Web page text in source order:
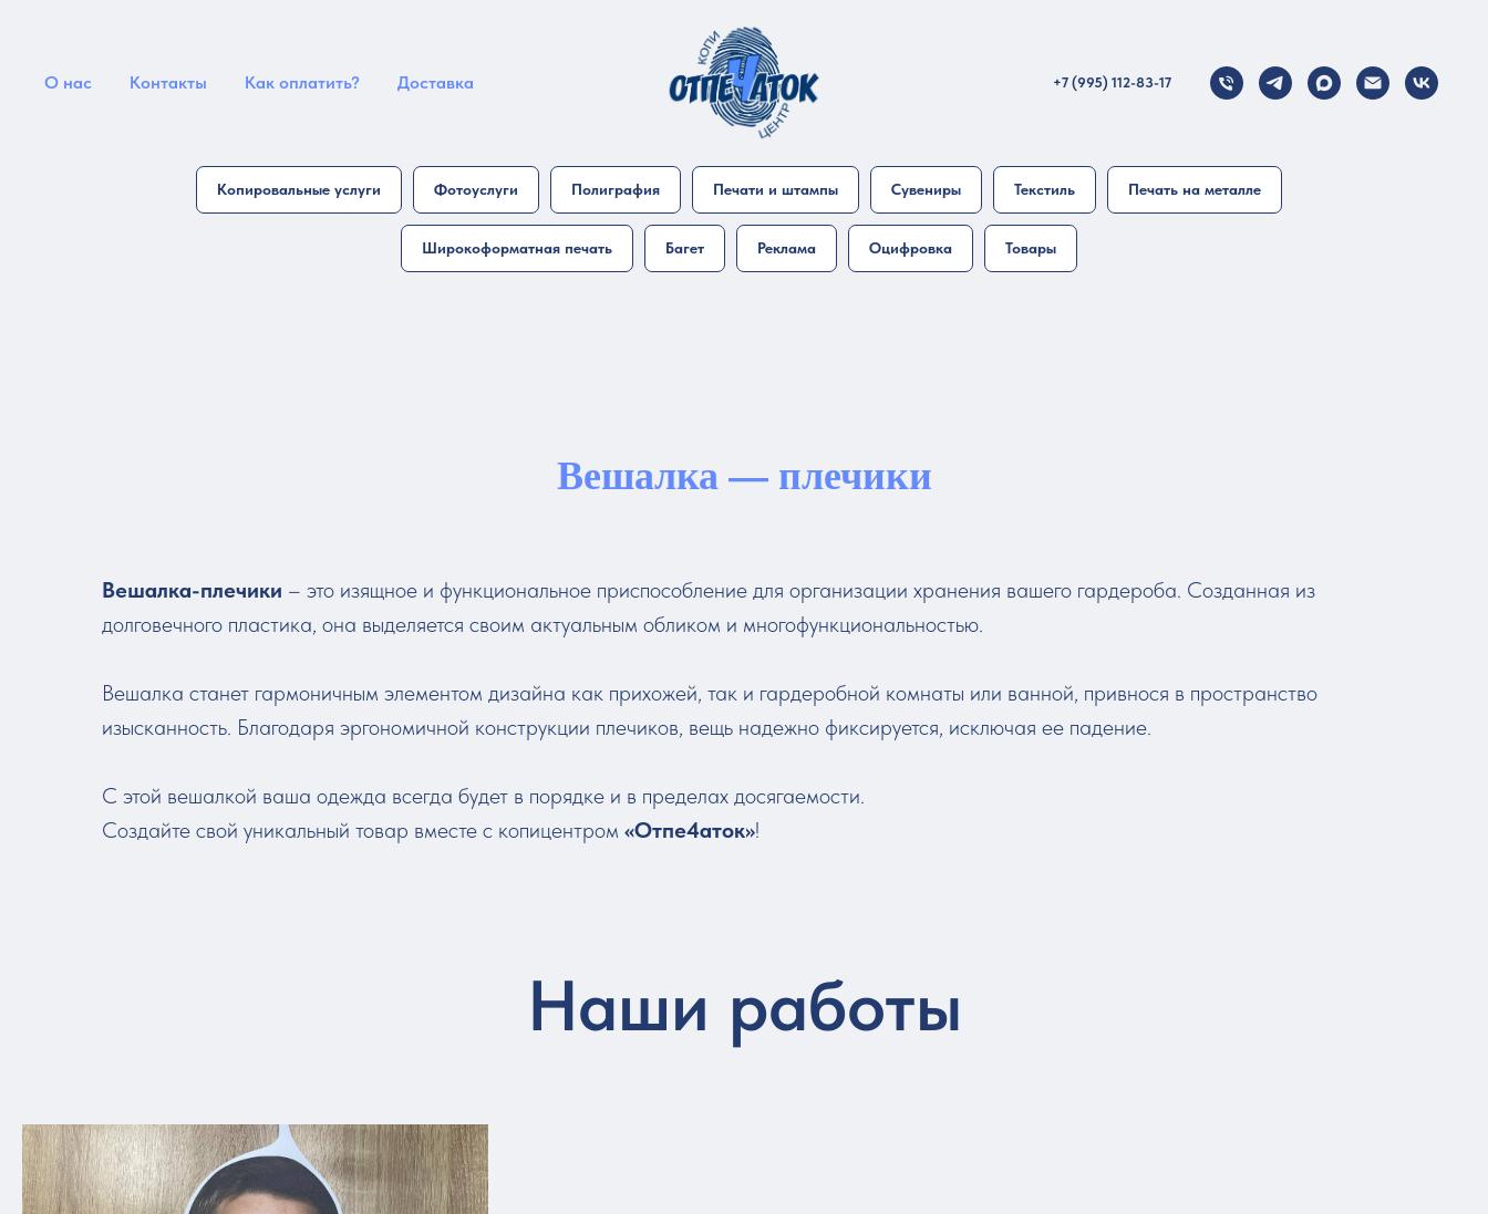
О нас Контакты Как оплатить? Доставка +7 (995) 112-83-17
Копировальные услуги Фотоуслуги Полиграфия Печати и штампы Сувениры Текстиль Печать на металле
Широкоформатная печать Багет Реклама Оцифровка Товары
Вешалка — плечики
Вешалка-плечики – это изящное и функциональное приспособление для организации хранения вашего гардероба. Созданная из
долговечного пластика, она выделяется своим актуальным обликом и многофункциональностью.
Вешалка станет гармоничным элементом дизайна как прихожей, так и гардеробной комнаты или ванной, привнося в пространство
изысканность. Благодаря эргономичной конструкции плечиков, вещь надежно фиксируется, исключая ее падение.
С этой вешалкой ваша одежда всегда будет в порядке и в пределах досягаемости.
Создайте свой уникальный товар вместе с копицентром «Отпе4аток»!
Наши работы